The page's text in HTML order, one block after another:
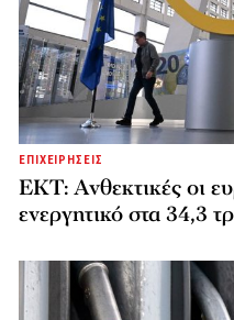
ΕΠΙΧΕΙΡΗΣΕΙΣ
ΕΚΤ: Ανθεκτικές οι
ενεργητικό στα 34,3